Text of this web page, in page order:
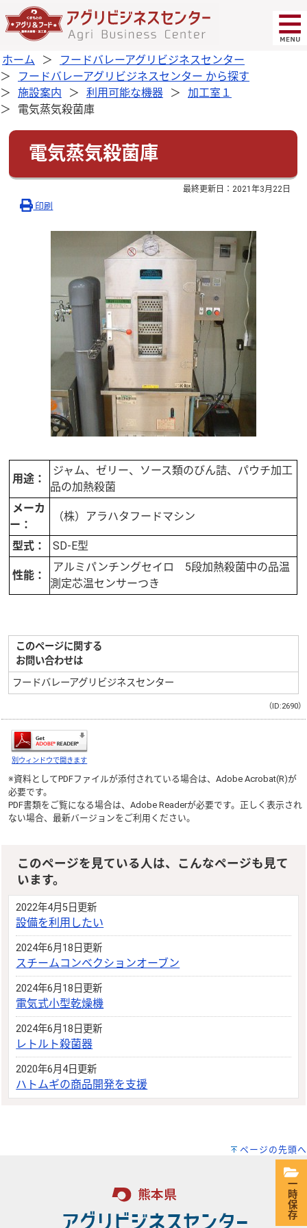
ホーム
フードバレーアグリビジネスセンター
フードバレーアグリビジネスセンター から探す
施設案内
利用可能な機器
加工室１
電気蒸気殺菌庫
電気蒸気殺菌庫
最終更新日： 2021年3月22日
印刷
用途：
ジャム、ゼリー、ソース類のびん詰、パウチ加工
品の加熱殺菌
メーカ
ー：
（株）アラハタフードマシン
型式： SD-E型
性能：
アルミパンチングセイロ 5段加熱殺菌中の品温
測定芯温センサーつき
このページに関する
お問い合わせは
フードバレーアグリビジネスセンター
（ID:2690）
別ウィンドウで開きます
※資料としてPDFファイルが添付されている場合は、Adobe Acrobat(R)が
必要です。
PDF書類をご覧になる場合は、Adobe Readerが必要です。正しく表示され
ない場合、最新バージョンをご利用ください。
このページを見ている人は、こんなページも見て
います。
2022年4月5日更新
設備を利用したい
2024年6月18日更新
スチームコンベクションオーブン
2024年6月18日更新
電気式小型乾燥機
2024年6月18日更新
レトルト殺菌器
2020年6月4日更新
ハトムギの商品開発を支援
ページの先頭へ
一時保存